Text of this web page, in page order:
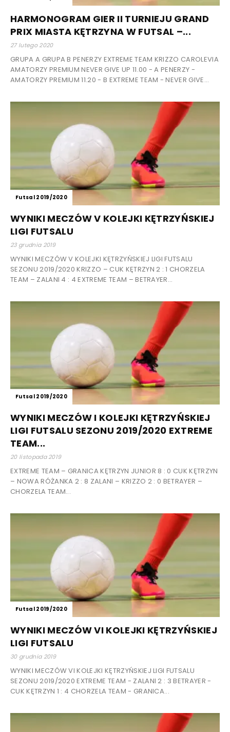
HARMONOGRAM GIER II TURNIEJU GRAND
PRIX MIASTA KĘTRZYNA W FUTSAL –...
27 lutego 2020
GRUPA A GRUPA B PENERZY EXTREME TEAM KRIZZO CAROLEVIA
AMATORZY PREMIUM NEVER GIVE UP 11.00 - A PENERZY -
AMATORZY PREMIUM 11.20 - B EXTREME TEAM - NEVER GIVE...
Futsal 2019/2020
WYNIKI MECZÓW V KOLEJKI KĘTRZYŃSKIEJ
LIGI FUTSALU
23 grudnia 2019
WYNIKI MECZÓW V KOLEJKI KĘTRZYŃSKIEJ LIGI FUTSALU
SEZONU 2019/2020 KRIZZO – CUK KĘTRZYN 2 : 1 CHORZELA
TEAM – ZALANI 4 : 4 EXTREME TEAM – BETRAYER...
Futsal 2019/2020
WYNIKI MECZÓW I KOLEJKI KĘTRZYŃSKIEJ
LIGI FUTSALU SEZONU 2019/2020 EXTREME
TEAM...
20 listopada 2019
EXTREME TEAM – GRANICA KĘTRZYN JUNIOR 8 : 0 CUK KĘTRZYN
– NOWA RÓŻANKA 2 : 8 ZALANI – KRIZZO 2 : 0 BETRAYER –
CHORZELA TEAM...
Futsal 2019/2020
WYNIKI MECZÓW VI KOLEJKI KĘTRZYŃSKIEJ
LIGI FUTSALU
30 grudnia 2019
WYNIKI MECZÓW VI KOLEJKI KĘTRZYŃSKIEJ LIGI FUTSALU
SEZONU 2019/2020 EXTREME TEAM - ZALANI 2 : 3 BETRAYER -
CUK KĘTRZYN 1 : 4 CHORZELA TEAM - GRANICA...